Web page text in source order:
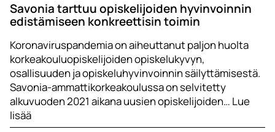
Savonia tarttuu opiskelijoiden hyvinvoinnin
edistämiseen konkreettisin toimin
Koronaviruspandemia on aiheuttanut paljon huolta
korkeakouluopiskelijoiden opiskelukyvyn,
osallisuuden ja opiskeluhyvinvoinnin säilyttämisestä.
Savonia-ammattikorkeakoulussa on selvitetty
alkuvuoden 2021 aikana uusien opiskelijoiden… Lue
lisää